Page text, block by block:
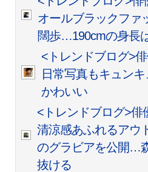
オールブラックファ
闊歩…190cmの身長
<トレンドブログ>
日常写真もキュン
かわいい
<トレンドブログ>俳
清涼感あふれるアウ
のグラビアを公開…
抜ける